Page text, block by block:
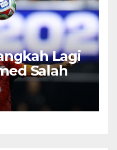
Lagi
Salah